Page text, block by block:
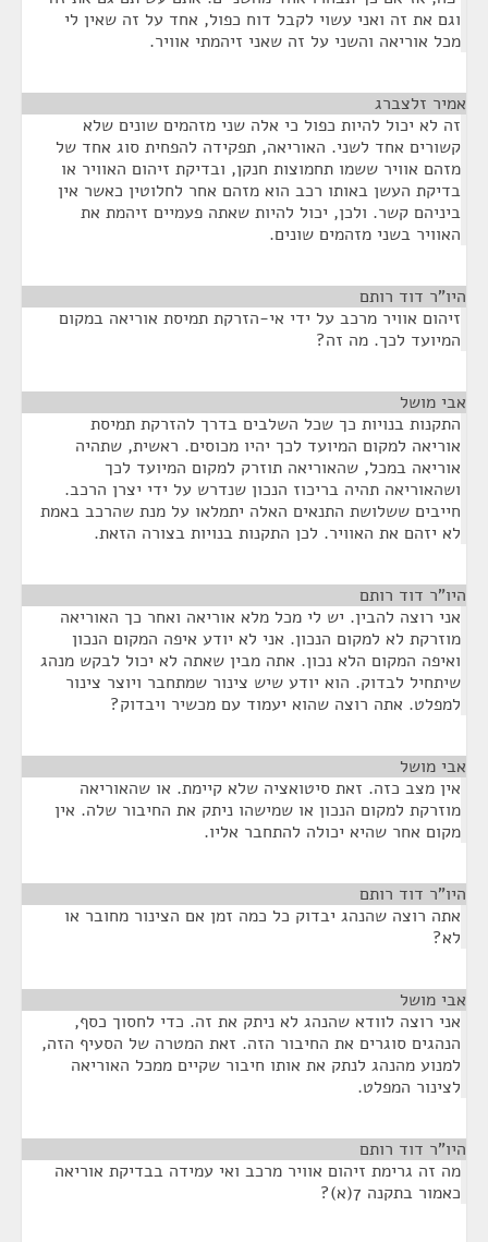
וגם את זה ואני עשוי לקבל דוח כפול, אחד על זה שאין לי
מכל אוריאה והשני על זה שאני זיהמתי אוויר.
אמיר זלצברג
זה לא יכול להיות כפול כי אלה שני מזהמים שונים שלא
קשורים אחד לשני. האוריאה, תפקידה להפחית סוג אחד של
מזהם אוויר ששמו תחמוצות חנקן, ובדיקת זיהום האוויר או
בדיקת העשן באותו רכב הוא מזהם אחר לחלוטין כאשר אין
ביניהם קשר. ולכן, יכול להיות שאתה פעמיים זיהמת את
האוויר בשני מזהמים שונים.
היו"ר דוד רותם
זיהום אוויר מרכב על ידי אי-הזרקת תמיסת אוריאה במקום
המיועד לכך. מה זה?
אבי מושל
התקנות בנויות כך שכל השלבים בדרך להזרקת תמיסת
אוריאה למקום המיועד לכך יהיו מכוסים. ראשית, שתהיה
אוריאה במכל, שהאוריאה תוזרק למקום המיועד לכך
ושהאוריאה תהיה בריכוז הנכון שנדרש על ידי יצרן הרכב.
חייבים ששלושת התנאים האלה יתמלאו על מנת שהרכב באמת
לא יזהם את האוויר. לכן התקנות בנויות בצורה הזאת.
היו"ר דוד רותם
אני רוצה להבין. יש לי מכל מלא אוריאה ואחר כך האוריאה
מוזרקת לא למקום הנכון. אני לא יודע איפה המקום הנכון
ואיפה המקום הלא נכון. אתה מבין שאתה לא יכול לבקש מנהג
שיתחיל לבדוק. הוא יודע שיש צינור שמתחבר ויוצר צינור
למפלט. אתה רוצה שהוא יעמוד עם מכשיר ויבדוק?
אבי מושל
אין מצב כזה. זאת סיטואציה שלא קיימת. או שהאוריאה
מוזרקת למקום הנכון או שמישהו ניתק את החיבור שלה. אין
מקום אחר שהיא יכולה להתחבר אליו.
היו"ר דוד רותם
אתה רוצה שהנהג יבדוק כל כמה זמן אם הצינור מחובר או
לא?
אבי מושל
אני רוצה לוודא שהנהג לא ניתק את זה. כדי לחסוך כסף,
הנהגים סוגרים את החיבור הזה. זאת המטרה של הסעיף הזה,
למנוע מהנהג לנתק את אותו חיבור שקיים ממכל האוריאה
לצינור המפלט.
היו"ר דוד רותם
מה זה גרימת זיהום אוויר מרכב ואי עמידה בבדיקת אוריאה
כאמור בתקנה 7(א)?